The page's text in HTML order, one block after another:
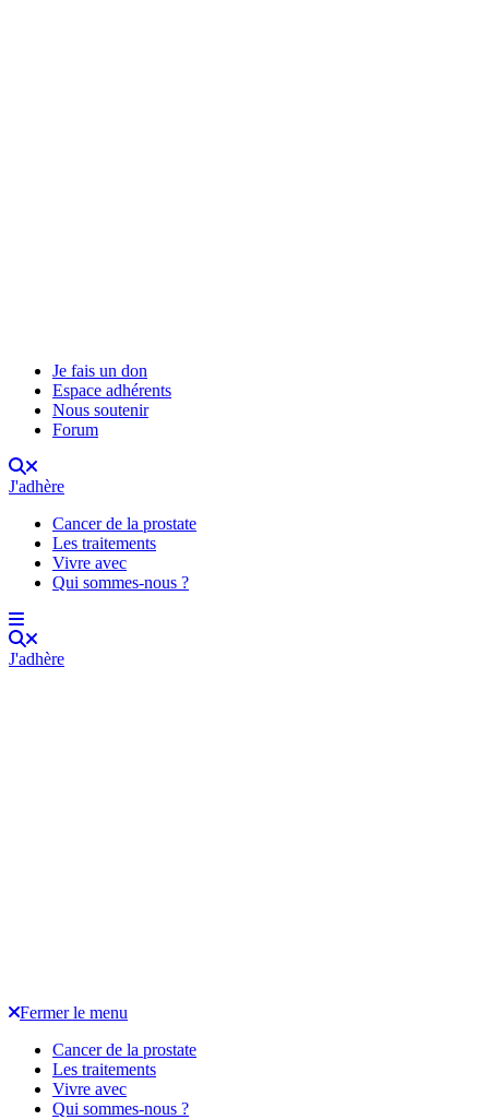
Je fais un don
Espace adhérents
Nous soutenir
Forum
J'adhère
Cancer de la prostate
Les traitements
Vivre avec
Qui sommes-nous ?
J'adhère
Fermer le menu
Cancer de la prostate
Les traitements
Vivre avec
Qui sommes-nous ?